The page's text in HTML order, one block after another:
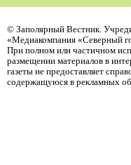
© Заполярный Вестник.
«Медиакомпания «Северный
При полном или частичном
размещении материалов в
газеты не предоставляет
содержащуюся в рекламных